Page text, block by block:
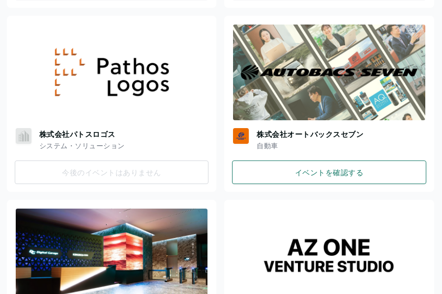
株式会社パトスロゴス
システム・ソリューション
今後のイベントはありません
株式会社オートバックスセブン
自動車
イベントを確認する